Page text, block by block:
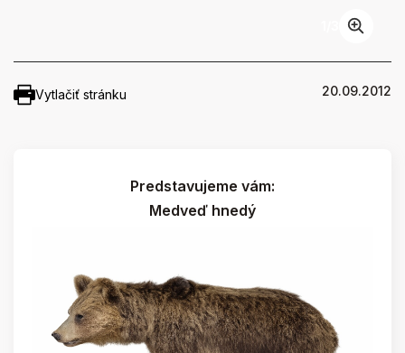
Vytlačiť stránku 20.09.2012
Predstavujeme vám:
Medveď hnedý